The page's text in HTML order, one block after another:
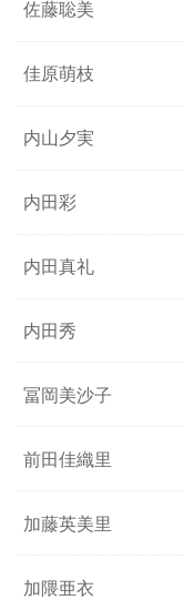
佐藤聡美
佳原萌枝
内山夕実
内田彩
内田真礼
内田秀
冨岡美沙子
前田佳織里
加藤英美里
加隈亜衣